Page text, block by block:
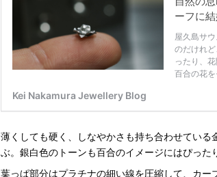
薄くしても硬く、しなやかさも持ち合わせてい
ぶ。銀白色のトーンも百合のイメージにはぴった
葉っぱ部分はプラチナの細い線を圧縮して、カ